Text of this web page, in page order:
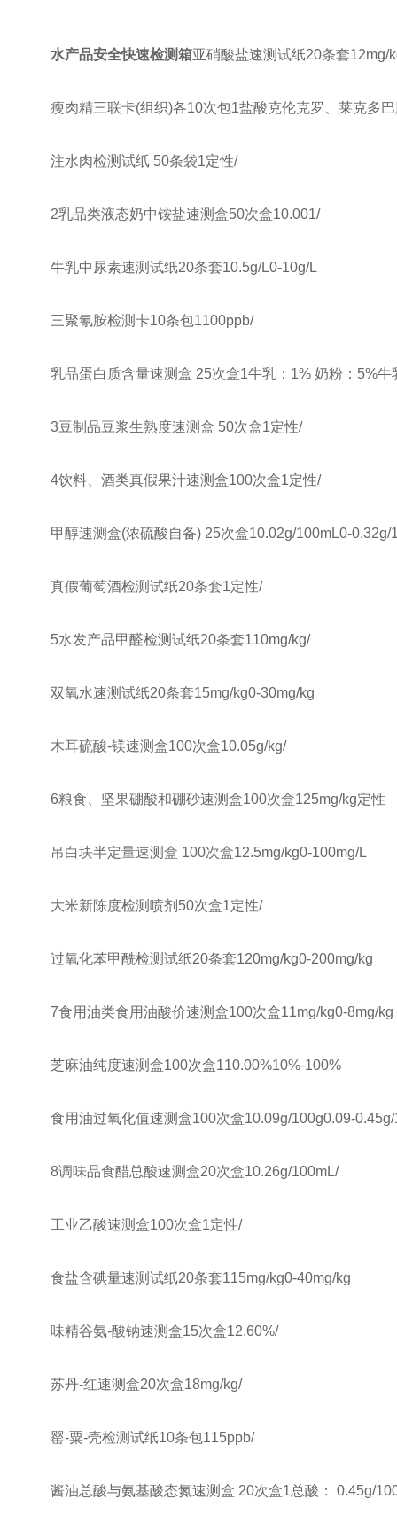
水产品安全快速检测箱亚硝酸盐速测试纸20条套12mg/
瘦肉精三联卡(组织)各10次包1盐酸克伦克罗、莱克多巴
注水肉检测试纸 50条袋1定性/
2乳品类液态奶中铵盐速测盒50次盒10.001/
牛乳中尿素速测试纸20条套10.5g/L0-10g/L
三聚氰胺检测卡10条包1100ppb/
乳品蛋白质含量速测盒 25次盒1牛乳：1% 奶粉：5%牛
3豆制品豆浆生熟度速测盒 50次盒1定性/
4饮料、酒类真假果汁速测盒100次盒1定性/
甲醇速测盒(浓硫酸自备) 25次盒10.02g/100mL0-0.32g/
真假葡萄酒检测试纸20条套1定性/
5水发产品甲醛检测试纸20条套110mg/kg/
双氧水速测试纸20条套15mg/kg0-30mg/kg
木耳硫酸-镁速测盒100次盒10.05g/kg/
6粮食、坚果硼酸和硼砂速测盒100次盒125mg/kg定性
吊白块半定量速测盒 100次盒12.5mg/kg0-100mg/L
大米新陈度检测喷剂50次盒1定性/
过氧化苯甲酰检测试纸20条套120mg/kg0-200mg/kg
7食用油类食用油酸价速测盒100次盒11mg/kg0-8mg/kg
芝麻油纯度速测盒100次盒110.00%10%-100%
食用油过氧化值速测盒100次盒10.09g/100g0.09-0.45g/
8调味品食醋总酸速测盒20次盒10.26g/100mL/
工业乙酸速测盒100次盒1定性/
食盐含碘量速测试纸20条套115mg/kg0-40mg/kg
味精谷氨-酸钠速测盒15次盒12.60%/
苏丹-红速测盒20次盒18mg/kg/
罂-粟-壳检测试纸10条包115ppb/
酱油总酸与氨基酸态氮速测盒 20次盒1总酸： 0.45g/